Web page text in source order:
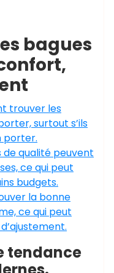
bagues
trouver les
surtout s’ils
porter.
de qualité peuvent
ce qui peut
budgets.
la bonne
ce qui peut
tendance